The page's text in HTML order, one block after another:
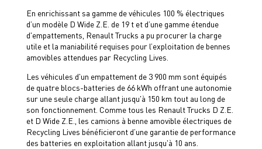
En enrichissant sa gamme de véhicules 100 % électriques
d’un modèle D Wide Z.E. de 19 t et d’une gamme étendue
d'empattements, Renault Trucks a pu procurer la charge
utile et la maniabilité requises pour l’exploitation de bennes
amovibles attendues par Recycling Lives.
Les véhicules d'un empattement de 3 900 mm sont équipés
de quatre blocs-batteries de 66 kWh offrant une autonomie
sur une seule charge allant jusqu'à 150 km tout au long de
son fonctionnement. Comme tous les Renault Trucks D Z.E.
et D Wide Z.E., les camions à benne amovible électriques de
Recycling Lives bénéficieront d’une garantie de performance
des batteries en exploitation allant jusqu'à 10 ans.